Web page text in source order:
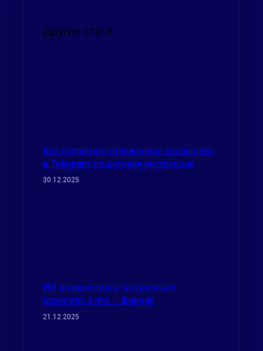
Другие стати:
Как отправить отложенное сообщение
в Telegram: пошаговая инструкция
30.12.2025
ИИ в маркетинге: что реально
помогает, а что — фикция
21.12.2025